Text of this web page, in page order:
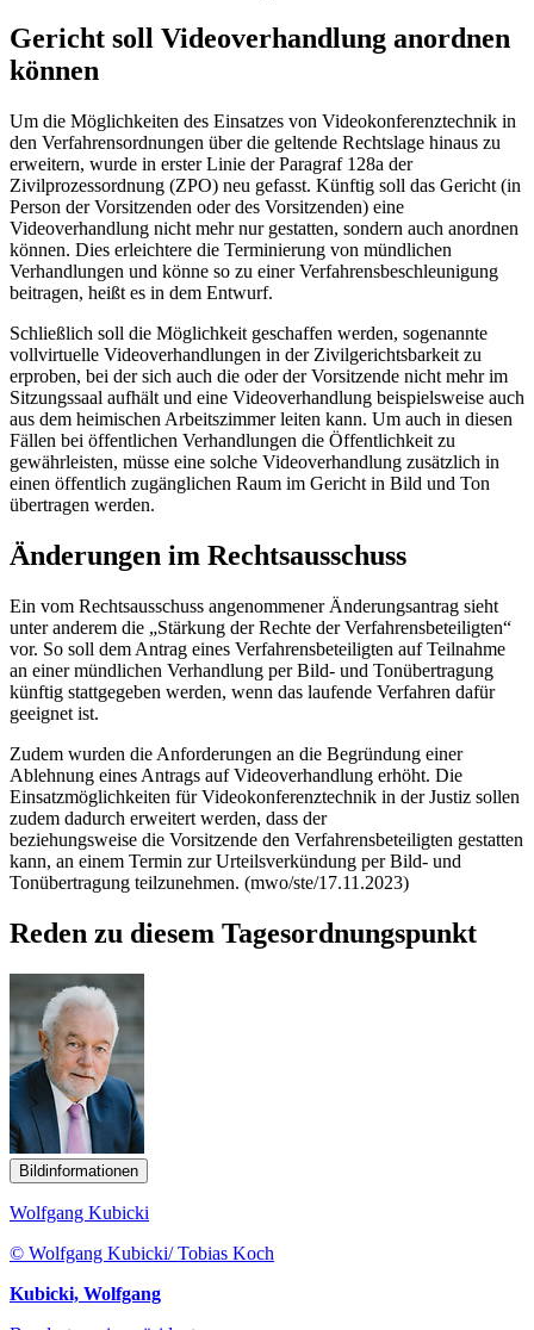
Gericht soll Videoverhandlung anordnen
können
Um die Möglichkeiten des Einsatzes von Videokonferenztechnik in
den Verfahrensordnungen über die geltende Rechtslage hinaus zu
erweitern, wurde in erster Linie der Paragraf 128a der
Zivilprozessordnung (ZPO) neu gefasst. Künftig soll das Gericht (in
Person der Vorsitzenden oder des Vorsitzenden) eine
Videoverhandlung nicht mehr nur gestatten, sondern auch anordnen
können. Dies erleichtere die Terminierung von mündlichen
Verhandlungen und könne so zu einer Verfahrensbeschleunigung
beitragen, heißt es in dem Entwurf.
Schließlich soll die Möglichkeit geschaffen werden, sogenannte
vollvirtuelle Videoverhandlungen in der Zivilgerichtsbarkeit zu
erproben, bei der sich auch die oder der Vorsitzende nicht mehr im
Sitzungssaal aufhält und eine Videoverhandlung beispielsweise auch
aus dem heimischen Arbeitszimmer leiten kann. Um auch in diesen
Fällen bei öffentlichen Verhandlungen die Öffentlichkeit zu
gewährleisten, müsse eine solche Videoverhandlung zusätzlich in
einen öffentlich zugänglichen Raum im Gericht in Bild und Ton
übertragen werden.
Änderungen im Rechtsausschuss
Ein vom Rechtsausschuss angenommener Änderungsantrag sieht
unter anderem die „Stärkung der Rechte der Verfahrensbeteiligten“
vor. So soll dem Antrag eines Verfahrensbeteiligten auf Teilnahme
an einer mündlichen Verhandlung per Bild- und Tonübertragung
künftig stattgegeben werden, wenn das laufende Verfahren dafür
geeignet ist.
Zudem wurden die Anforderungen an die Begründung einer
Ablehnung eines Antrags auf Videoverhandlung erhöht. Die
Einsatzmöglichkeiten für Videokonferenztechnik in der Justiz sollen
zudem dadurch erweitert werden, dass der
beziehungsweise die Vorsitzende den Verfahrensbeteiligten gestatten
kann, an einem Termin zur Urteilsverkündung per Bild- und
Tonübertragung teilzunehmen. (mwo/ste/17.11.2023)
Reden zu diesem Tagesordnungspunkt
Bildinformationen
Wolfgang Kubicki
© Wolfgang Kubicki/ Tobias Koch
Kubicki, Wolfgang